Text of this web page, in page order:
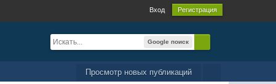
Вход Регистрация
Google поиск
Просмотр новых публикаций